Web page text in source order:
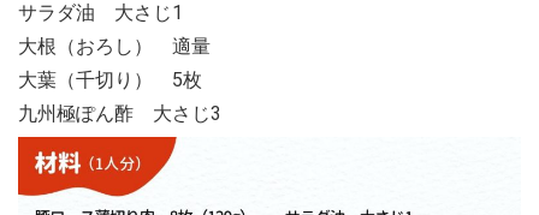
サラダ油 大さじ1
大根（おろし） 適量
大葉（千切り） 5枚
九州極ぽん酢 大さじ3